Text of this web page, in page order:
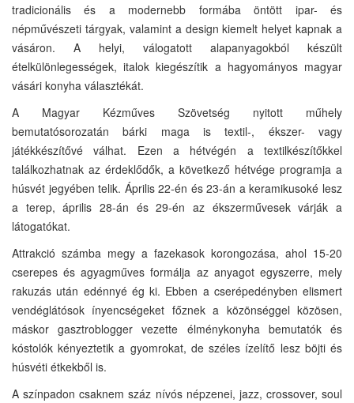
tradicionális és a modernebb formába öntött ipar- és
népművészeti tárgyak, valamint a design kiemelt helyet kapnak a
vásáron. A helyi, válogatott alapanyagokból készült
ételkülönlegességek, italok kiegészítik a hagyományos magyar
vásári konyha választékát.
A Magyar Kézműves Szövetség nyitott műhely
bemutatósorozatán bárki maga is textil-, ékszer- vagy
játékkészítővé válhat. Ezen a hétvégén a textilkészítőkkel
találkozhatnak az érdeklődők, a következő hétvége programja a
húsvét jegyében telik. Április 22-én és 23-án a keramikusoké lesz
a terep, április 28-án és 29-én az ékszerművesek várják a
látogatókat.
Attrakció számba megy a fazekasok korongozása, ahol 15-20
cserepes és agyagműves formálja az anyagot egyszerre, mely
rakuzás után edénnyé ég ki. Ebben a cserépedényben elismert
vendéglátósok ínyencségeket főznek a közönséggel közösen,
máskor gasztroblogger vezette élménykonyha bemutatók és
kóstolók kényeztetik a gyomrokat, de széles ízelítő lesz böjti és
húsvéti étkekből is.
A színpadon csaknem száz nívós népzenei, jazz, crossover, soul